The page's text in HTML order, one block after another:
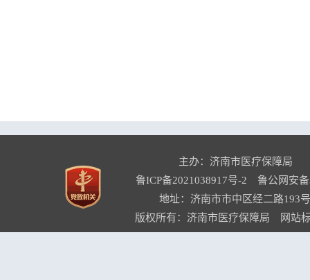
主办：济南市医疗保障局
鲁ICP备2021038917号-2
鲁公网安
地址：济南市市中区经二路193
版权所有：济南市医疗保障局 网站